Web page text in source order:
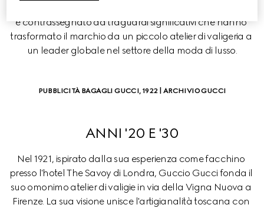
è contrassegnato da traguardi significativi che hanno
trasformato il marchio da un piccolo atelier di valigeria a
un leader globale nel settore della moda di lusso.
PUBBLICITÀ BAGAGLI GUCCI, 1922 | ARCHIVIO GUCCI
ANNI '20 E '30
Nel 1921, ispirato dalla sua esperienza come facchino
presso l'hotel The Savoy di Londra, Guccio Gucci fonda il
suo omonimo atelier di valigie in via della Vigna Nuova a
Firenze. La sua visione unisce l'artigianalità toscana con